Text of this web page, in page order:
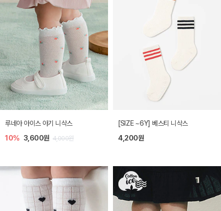
루네아 아이스 아기 니삭스
10% 3,600원 4,000원
[SIZE ~6Y] 베스티 니삭스
4,200원